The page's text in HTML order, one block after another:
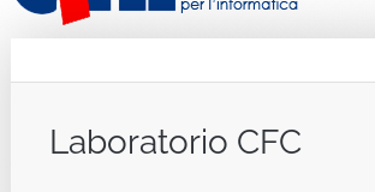
Laboratorio CFC